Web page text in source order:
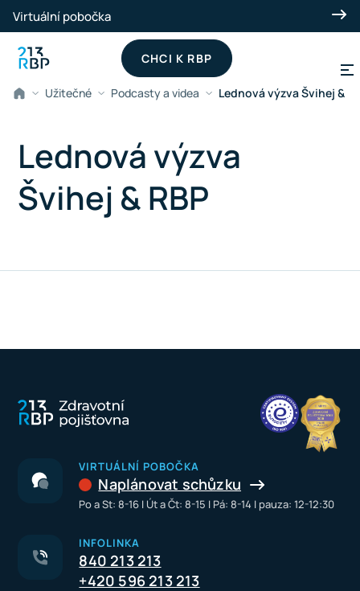
Přeskočit na hlavní obsah
Virtuální pobočka
CHCI K RBP
Užitečné Podcasty a videa Lednová výzva Švihej &
Lednová výzva
Švihej & RBP
VIRTUÁLNÍ POBOČKA
Naplánovat schůzku
Po a St: 8-16 I Út a Čt: 8-15 I Pá: 8-14 I pauza: 12-12:30
INFOLINKA
840 213 213
+420 596 213 213